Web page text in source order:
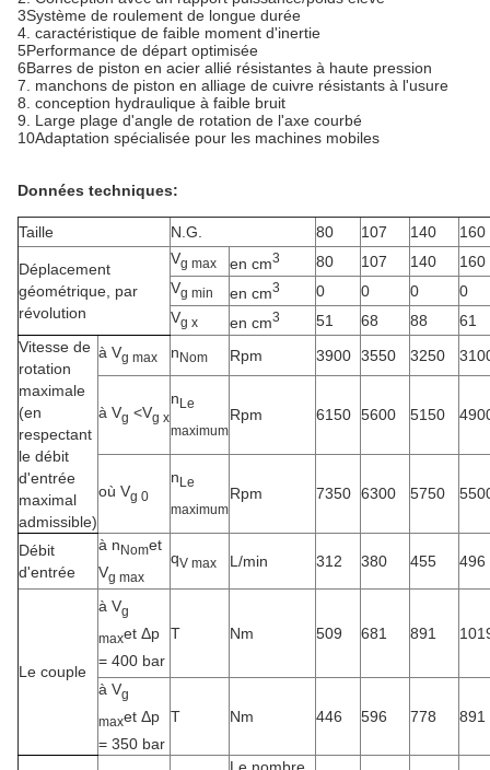
3Système de roulement de longue durée
4. caractéristique de faible moment d'inertie
5Performance de départ optimisée
6Barres de piston en acier allié résistantes à haute pression
7. manchons de piston en alliage de cuivre résistants à l'usure
8. conception hydraulique à faible bruit
9. Large plage d'angle de rotation de l'axe courbé
10Adaptation spécialisée pour les machines mobiles
Données techniques:
Taille N.G. 80 107 140 160
Déplacement
géométrique, par
révolution
Vg max en cm3 80 107 140
160
Vg min en cm3 0 0 0
0
Vg x en cm3 51 68 88
61
Vitesse de
rotation
maximale
(en
respectant
le débit
d'entrée
maximal
admissible)
à Vg max nNom Rpm 3900 3550 3250
à Vg <Vg x
nLe
maximum
Rpm 6150 5600 5150
où Vg 0
nLe
maximum
Rpm 7350 6300 5750
Débit
d'entrée
à nNomet
Vg max
qV max L/min 312 380 455 496
Le couple
à Vg
maxet Δp
= 400 bar
T Nm 509 681 891
à Vg
maxet Δp
= 350 bar
T Nm 446 596 778 891